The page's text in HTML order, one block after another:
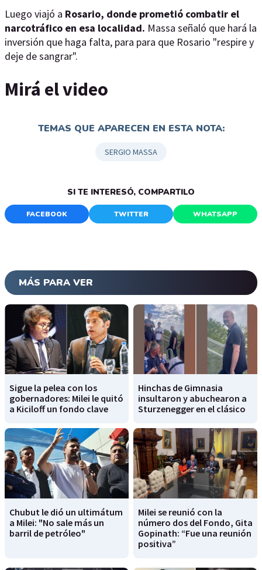
Luego viajó a Rosario, donde prometió combatir el
narcotráfico en esa localidad. Massa señaló que hará la
inversión que haga falta, para para que Rosario "respire y
deje de sangrar".
Mirá el video
TEMAS QUE APARECEN EN ESTA NOTA:
SERGIO MASSA
SI TE INTERESÓ, COMPARTILO
FACEBOOK TWITTER WHATSAPP
MÁS PARA VER
Sigue la pelea con los
gobernadores: Milei le quitó
a Kiciloff un fondo clave
Hinchas de Gimnasia
insultaron y abuchearon a
Sturzenegger en el clásico
Chubut le dió un ultimátum
a Milei: "No sale más un
barril de petróleo"
Milei se reunió con la
número dos del Fondo, Gita
Gopinath: “Fue una reunión
positiva”